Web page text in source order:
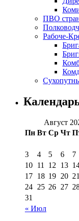
ПВО
Рабоче-
Август
Пн Вт Ср Чт
« Июл
3
4 5 6 7
10 11 12 13
17 18 19 20 21
24 25 26 27
31